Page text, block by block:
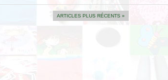
ARTICLES PLUS RÉCENTS »